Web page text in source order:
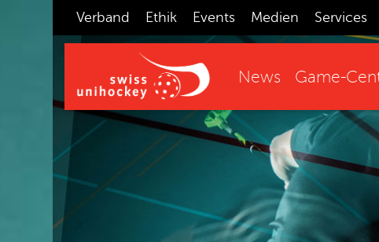
Verband Ethik Events Medien Services
News Game-